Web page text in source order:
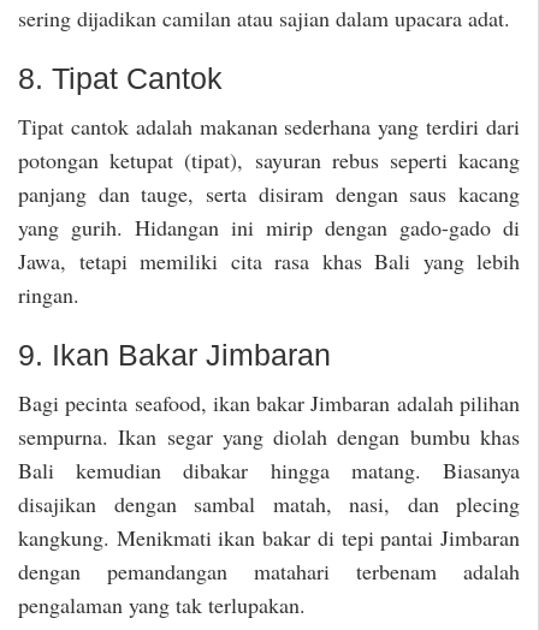
sering dijadikan camilan atau sajian dalam upacara adat.
8. Tipat Cantok
Tipat cantok adalah makanan sederhana yang terdiri dari
potongan ketupat (tipat), sayuran rebus seperti kacang
panjang dan tauge, serta disiram dengan saus kacang
yang gurih. Hidangan ini mirip dengan gado-gado di
Jawa, tetapi memiliki cita rasa khas Bali yang lebih
ringan.
9. Ikan Bakar Jimbaran
Bagi pecinta seafood, ikan bakar Jimbaran adalah pilihan
sempurna. Ikan segar yang diolah dengan bumbu khas
Bali kemudian dibakar hingga matang. Biasanya
disajikan dengan sambal matah, nasi, dan plecing
kangkung. Menikmati ikan bakar di tepi pantai Jimbaran
dengan pemandangan matahari terbenam adalah
pengalaman yang tak terlupakan.